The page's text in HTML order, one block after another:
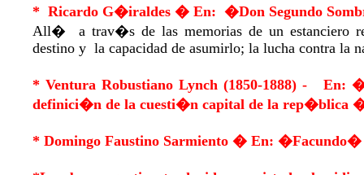
* Ricardo G�iraldes � En: �Don Segundo
All� a trav�s de las memorias de un estanciero
destino y la capacidad de asumirlo; la lucha contra la
* Ventura Robustiano Lynch (1850-1888) - En:
definici�n de la cuesti�n capital de la rep�blica
* Domingo Faustino Sarmiento � En: �Facundo�